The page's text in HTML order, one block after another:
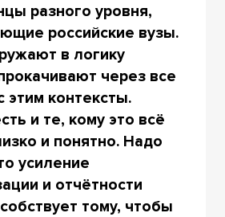
разного уровня,
российские вузы.
в логику
через все
этим контексты.
и те, кому это всё
и понятно. Надо
усиление
и отчётности
тому, чтобы